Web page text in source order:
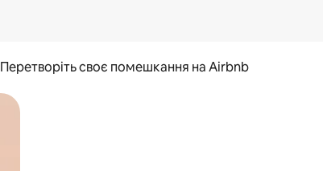
Перетворіть своє помешкання на Airbnb